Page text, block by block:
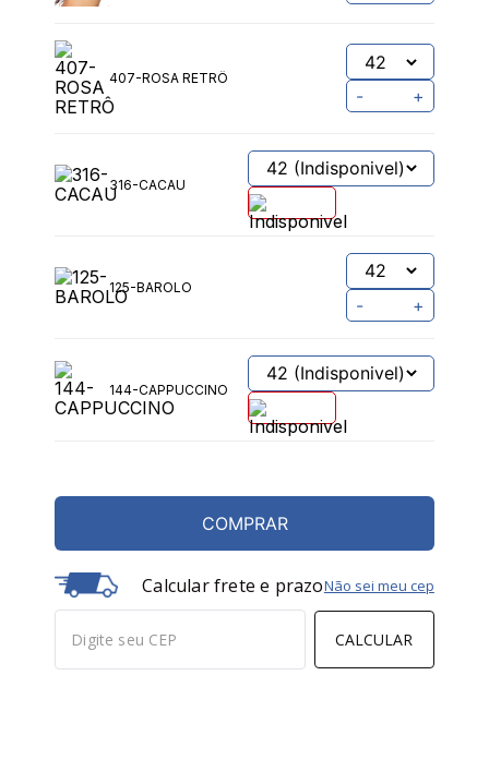
407-ROSA RETRÔ
- +
316-CACAU
125-BAROLO
- +
144-CAPPUCCINO
COMPRAR
Calcular frete e prazo
CALCULAR
Não sei meu cep